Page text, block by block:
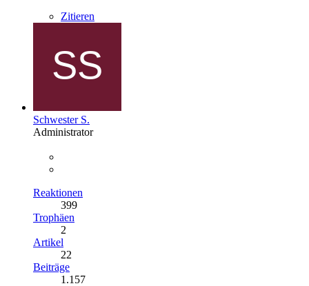
Zitieren
Schwester S.
Administrator
Reaktionen
399
Trophäen
2
Artikel
22
Beiträge
1.157